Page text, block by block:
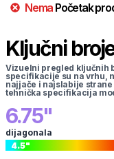
Nema Početak
Ključni
Vizuelni pregled ključnih
specifikacije su na vrhu,
najjače i najslabije
tehnička specifikacija
6.75"
dijagonala
4.5"